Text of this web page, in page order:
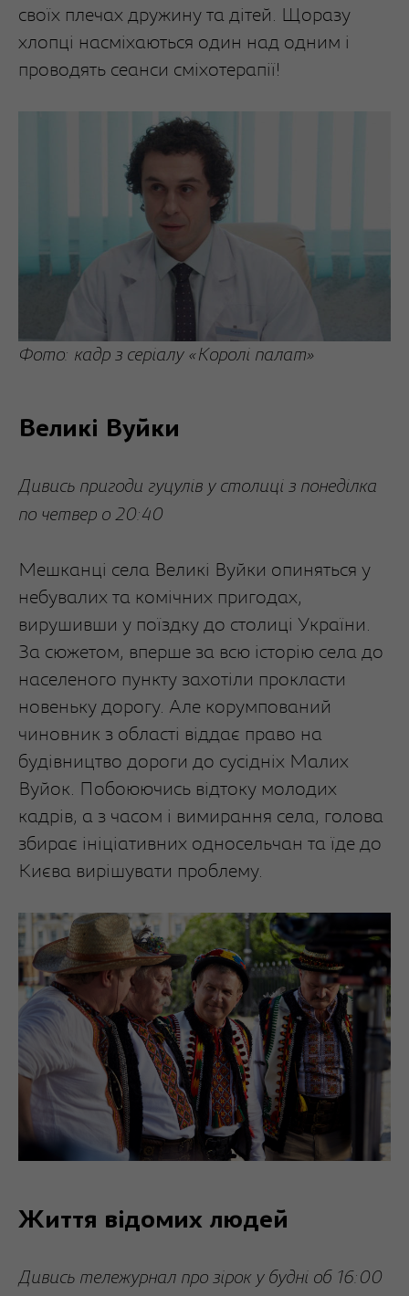
своїх плечах дружину та дітей. Щоразу
хлопці насміхаються один над одним і
проводять сеанси сміхотерапії!
Фото: кадр з серіалу «Королі палат»
Великі Вуйки
Дивись пригоди гуцулів у столиці з понеділка
по четвер о 20:40
Мешканці села Великі Вуйки опиняться у
небувалих та комічних пригодах,
вирушивши у поїздку до столиці України.
За сюжетом, вперше за всю історію села до
населеного пункту захотіли прокласти
новеньку дорогу. Але корумпований
чиновник з області віддає право на
будівництво дороги до сусідніх Малих
Вуйок. Побоюючись відтоку молодих
кадрів, а з часом і вимирання села, голова
збирає ініціативних односельчан та їде до
Києва вирішувати проблему.
Життя відомих людей
Дивись тележурнал про зірок у будні об 16:00